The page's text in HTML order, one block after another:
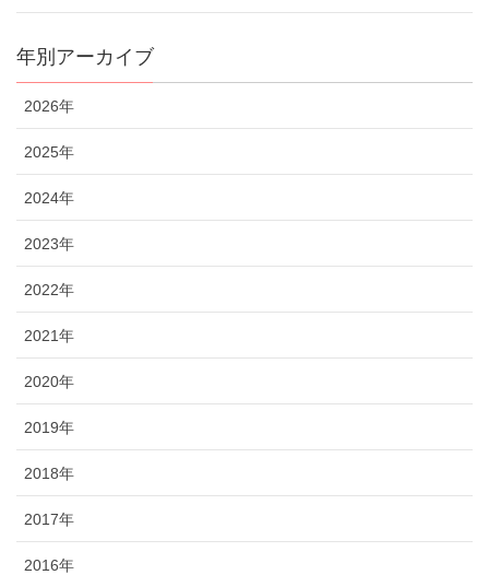
年別アーカイブ
2026年
2025年
2024年
2023年
2022年
2021年
2020年
2019年
2018年
2017年
2016年